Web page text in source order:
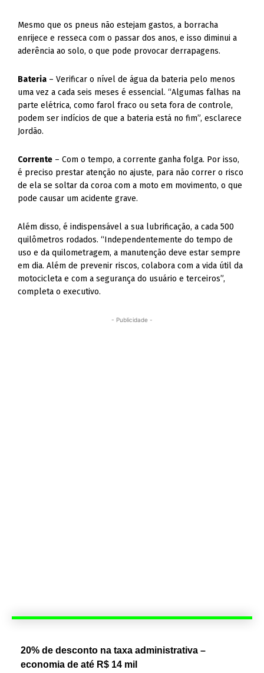
Mesmo que os pneus não estejam gastos, a borracha
enrijece e resseca com o passar dos anos, e isso diminui a
aderência ao solo, o que pode provocar derrapagens.
Bateria – Verificar o nível de água da bateria pelo menos
uma vez a cada seis meses é essencial.“Algumas falhas na
parte elétrica, como farol fraco ou seta fora de controle,
podem ser indícios de que a bateria está no fim”, esclarece
Jordão.
Corrente – Com o tempo, a corrente ganha folga. Por isso,
é preciso prestar atenção no ajuste, para não correr o risco
de ela se soltar da coroa com a moto em movimento, o que
pode causar um acidente grave.
Além disso, é indispensável a sua lubrificação, a cada 500
quilômetros rodados. “Independentemente do tempo de
uso e da quilometragem, a manutenção deve estar sempre
em dia. Além de prevenir riscos, colabora com a vida útil da
motocicleta e com a segurança do usuário e terceiros”,
completa o executivo.
- Publicidade -
20% de desconto na taxa administrativa –
economia de até R$ 14 mil